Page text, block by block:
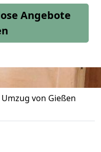
Angebote
Umzug von Gießen